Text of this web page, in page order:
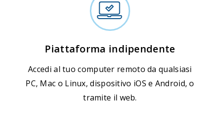
Piattaforma indipendente
Accedi al tuo computer remoto da qualsiasi
PC, Mac o Linux, dispositivo iOS e Android, o
tramite il web.